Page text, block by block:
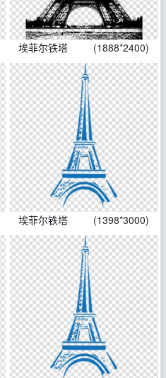
埃菲尔铁塔 (1888*2400)
埃菲尔铁塔 (1398*3000)